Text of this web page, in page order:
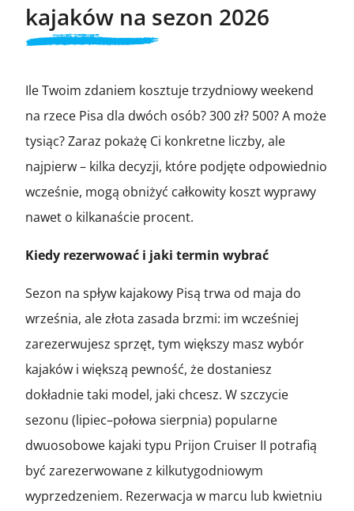
kajaków na sezon 2026
Ile Twoim zdaniem kosztuje trzydniowy weekend
na rzece Pisa dla dwóch osób? 300 zł? 500? A może
tysiąc? Zaraz pokażę Ci konkretne liczby, ale
najpierw – kilka decyzji, które podjęte odpowiednio
wcześnie, mogą obniżyć całkowity koszt wyprawy
nawet o kilkanaście procent.
Kiedy rezerwować i jaki termin wybrać
Sezon na spływ kajakowy Pisą trwa od maja do
września, ale złota zasada brzmi: im wcześniej
zarezerwujesz sprzęt, tym większy masz wybór
kajaków i większą pewność, że dostaniesz
dokładnie taki model, jaki chcesz. W szczycie
sezonu (lipiec–połowa sierpnia) popularne
dwuosobowe kajaki typu Prijon Cruiser II potrafią
być zarezerwowane z kilkutygodniowym
wyprzedzeniem. Rezerwacja w marcu lub kwietniu